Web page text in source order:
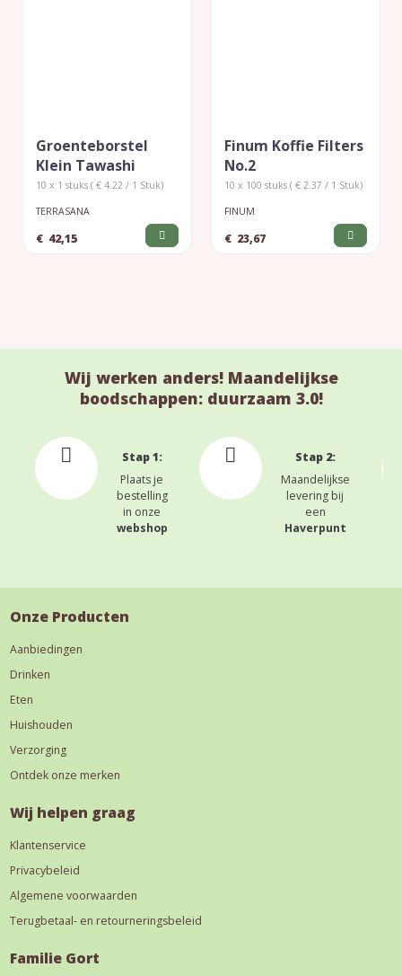
Groenteborstel
Klein Tawashi
10 x 1 stuks ( € 4.22 / 1 Stuk)
TERRASANA
€ 42,15
Finum Koffie Filters
No.2
10 x 100 stuks ( € 2.37 / 1 Stuk)
FINUM
€ 23,67
Wij werken anders! Maandelijkse
boodschappen: duurzaam 3.0!
Stap 1:
Plaats je
bestelling
in onze
webshop
Stap 2:
Maandelijkse
levering bij
een
Haverpunt
Onze Producten
Aanbiedingen
Drinken
Eten
Huishouden
Verzorging
Ontdek onze merken
Wij helpen graag
Klantenservice
Privacybeleid
Algemene voorwaarden
Terugbetaal- en retourneringsbeleid
Familie Gort